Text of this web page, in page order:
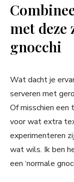
met deze
gnocchi
Wat dacht je
serveren met
Of misschien
voor wat extra
experimenteren
wat wils. Ik ben
een ‘normale